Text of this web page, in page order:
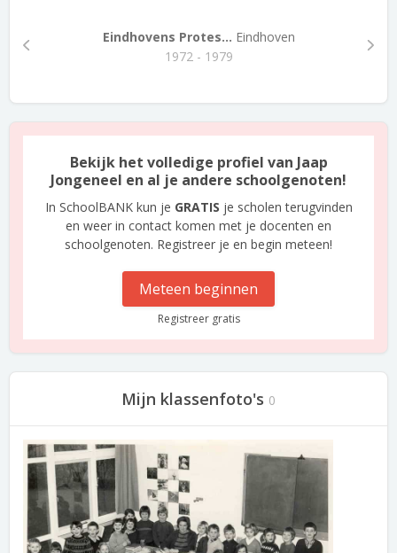
Eindhovens Protes... Eindhoven
1972 - 1979
Bekijk het volledige profiel van Jaap
Jongeneel en al je andere schoolgenoten!
In SchoolBANK kun je GRATIS je scholen terugvinden
en weer in contact komen met je docenten en
schoolgenoten. Registreer je en begin meteen!
Meteen beginnen
Registreer gratis
Mijn klassenfoto's 0